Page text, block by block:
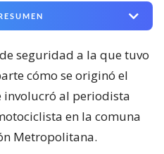
seguridad a la que tuvo
cómo se originó el
involucró al periodista
en la comuna
Metropolitana.